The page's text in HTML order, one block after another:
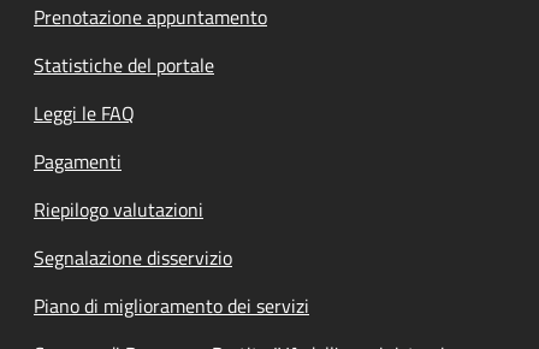
Prenotazione appuntamento
Statistiche del portale
Leggi le FAQ
Pagamenti
Riepilogo valutazioni
Segnalazione disservizio
Piano di miglioramento dei servizi